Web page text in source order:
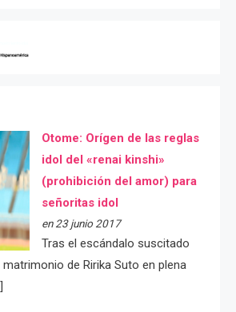
Otome: Orígen de las reglas
idol del «renai kinshi»
(prohibición del amor) para
señoritas idol
en 23 junio 2017
Tras el escándalo suscitado
de Ririka Suto en plena